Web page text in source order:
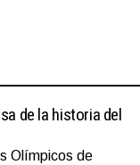
de la historia del
Olímpicos de